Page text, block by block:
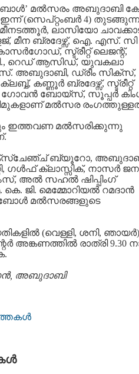
മല്‍സരം അബുദാബി
(സെപ്റ്റംബര്‍ 4)
മീനടത്തൂര്‍, ലാസിയോ
മീന ബ്രദേഴ്സ്, ഐ. എസ്. സി
സ്ട്രീറ്റ് ലെജന്റ്,
റെഡ് ആസിഡ്, യുവകലാ
അബുദാബി, ഡ്രീം സിക്സ്,
കണ്ണൂര്‍ ബ്രദേഴ്സ്, സ്ട്രീറ്റ്
ഗോവന്‍ ബോയ്സ്, സൂപ്പര്‍
മല്‍സര
ഇത്തവണ മല്‍സരിക്കുന്നു
ബ്യൂറോ,
ഗള്‍ഫ് ക്ലാസ്സിക്, നാസര്‍
അല്‍ സഹല്‍ ഷിപ്പിംഗ്
ജി. മെമ്മോറിയല്‍ റമദാന്‍
മല്‍സരങ്ങളുടെ
(വെള്ളി, ശനി, ഞായര്‍)
അങ്കണത്തില്‍ രാത്രി 9.30
അബുദാബി